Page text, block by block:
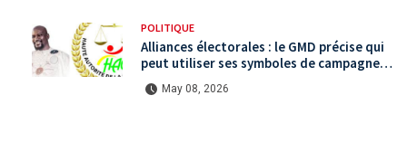
POLITIQUE
Alliances électorales : le GMD précise qui
peut utiliser ses symboles de campagne
avant le scrutin du 31 mai
May 08, 2026